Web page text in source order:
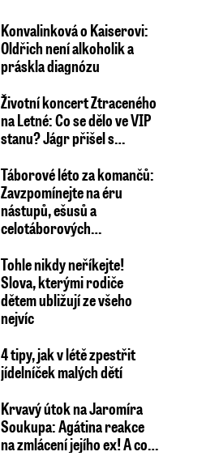
Konvalinková o Kaiserovi:
Oldřich není alkoholik a
práskla diagnózu
Životní koncert Ztraceného
na Letné: Co se dělo ve VIP
stanu? Jágr přišel s…
Táborové léto za komančů:
Zavzpomínejte na éru
nástupů, ešusů a
celotáborových…
Tohle nikdy neříkejte!
Slova, kterými rodiče
dětem ubližují ze všeho
nejvíc
4 tipy, jak v létě zpestřit
jídelníček malých dětí
Krvavý útok na Jaromíra
Soukupa: Agátina reakce
na zmlácení jejího ex! A co…